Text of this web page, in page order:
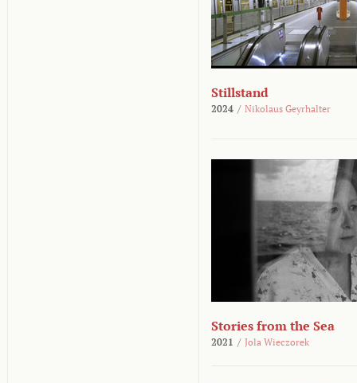
Stillstand
2024 / Nikolaus Geyrhalter
Stories from the Sea
2021 / Jola Wieczorek